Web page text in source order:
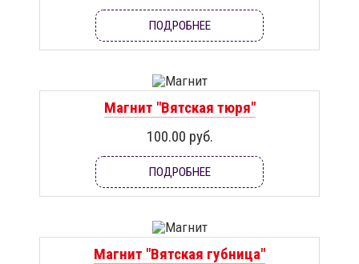
ПОДРОБНЕЕ
Магнит "Вятская тюря"
100.00 руб.
ПОДРОБНЕЕ
Магнит "Вятская губница"